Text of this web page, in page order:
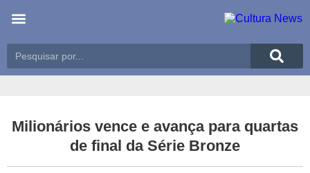
Milionários vence e avança para quartas
de final da Série Bronze